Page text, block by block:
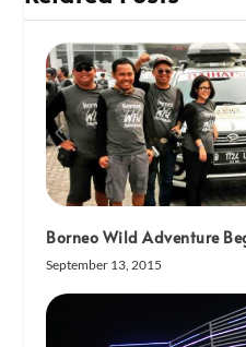
Borneo Wild Adventure
September 13, 2015